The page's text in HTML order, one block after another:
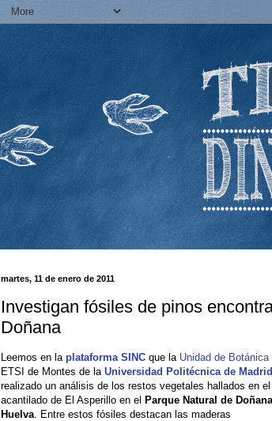
martes, 11 de enero de 2011
Investigan fósiles de pinos
Doñana
Leemos en la plataforma SINC que la Unidad de Botánica
ETSI de Montes de la Universidad Politécnica de Madrid
realizado un análisis de los restos vegetales hallados en el
acantilado de El Asperillo en el Parque Natural de
Huelva . Entre estos fósiles destacan las maderas